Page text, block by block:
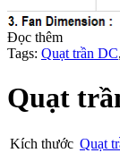
Đọc thêm
Tags: Quạt trần DC,
Quạt
Kích thước Quạt